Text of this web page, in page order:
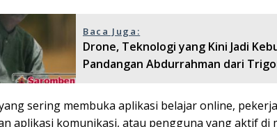
Baca Juga:
Drone, Teknologi yang Kini Jadi
Pandangan Abdurrahman dari
sering membuka aplikasi belajar online,
aplikasi komunikasi, atau pengguna yang aktif di